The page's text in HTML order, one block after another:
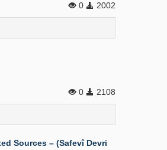
0 2002
0 2108
Sources – (Safevî Devri